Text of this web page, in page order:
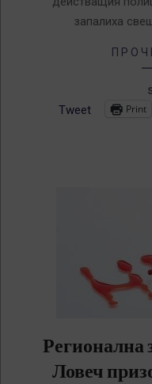
запалиха
Tweet Print
Регионална
Ловеч